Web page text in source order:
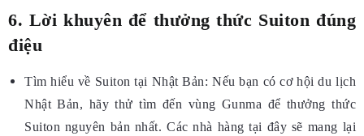
6. Lời khuyên để thưởng thức Suiton đúng
điệu
Tìm hiểu về Suiton tại Nhật Bản: Nếu bạn có cơ hội du lịch
Nhật Bản, hãy thử tìm đến vùng Gunma để thưởng thức
Suiton nguyên bản nhất. Các nhà hàng tại đây sẽ mang lại